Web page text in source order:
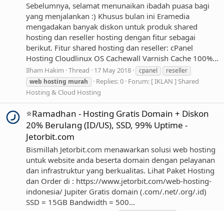
Sebelumnya, selamat menunaikan ibadah puasa bagi
yang menjalankan :) Khusus bulan ini Eramedia
mengadakan banyak diskon untuk produk shared
hosting dan reseller hosting dengan fitur sebagai
berikut. Fitur shared hosting dan reseller: cPanel
Hosting Cloudlinux OS Cachewall Varnish Cache 100%...
Ilham Hakim Thread 17 May 2018 cpanel
reseller
web hosting murah Replies: 0 Forum: [ IKLAN ] Shared
Hosting & Cloud Hosting
⭐Ramadhan - Hosting Gratis Domain + Diskon
20% Berulang (ID/US), SSD, 99% Uptime -
Jetorbit.com
Bismillah Jetorbit.com menawarkan solusi web hosting
untuk website anda beserta domain dengan pelayanan
dan infrastruktur yang berkualitas. Lihat Paket Hosting
dan Order di : https://www.jetorbit.com/web-hosting-
indonesia/ Jupiter Gratis domain (.com/.net/.org/.id)
SSD = 15GB Bandwidth = 500...